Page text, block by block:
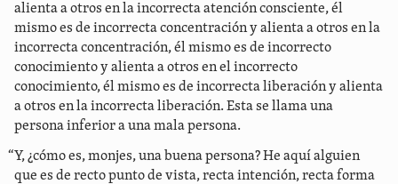
alienta a otros en la incorrecta atención consciente, él
mismo es de incorrecta concentración y alienta a otros en la
incorrecta concentración, él mismo es de incorrecto
conocimiento y alienta a otros en el incorrecto
conocimiento, él mismo es de incorrecta liberación y alienta
a otros en la incorrecta liberación. Esta se llama una
persona inferior a una mala persona.
“Y, ¿cómo es, monjes, una buena persona? He aquí alguien
que es de recto punto de vista, recta intención, recta forma